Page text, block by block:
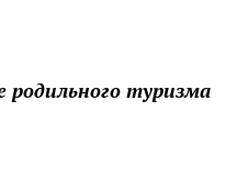
родильного туризма